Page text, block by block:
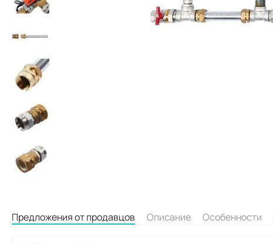
Предложения от продавцов Описание Особенности